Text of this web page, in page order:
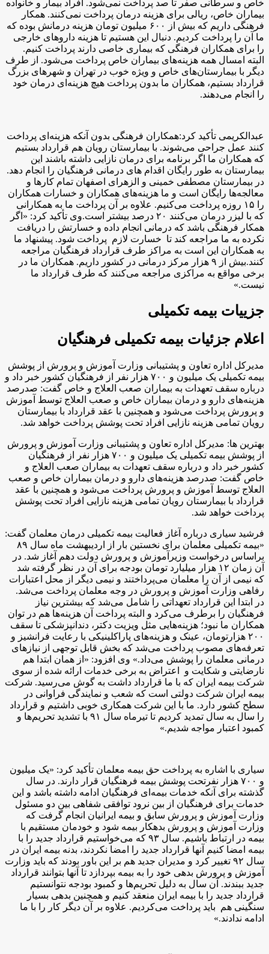
خاص و سرطانی صفر تا صد پرداخت نمی‌شود. افراد بیمار و خانواده
بیماران خاص، ریالی برای هزینه درمان پرداخت نمی‌کنند. همکار
فرهنگی داریم که بیش از ۶۰۰ میلیون تومان هزینه درمانش بوده که
ما آن را پرداخت کردیم. دنبال این هستیم تا هزینه دارو‌های خارجی
را برای همکاران فرهنگی که بیماری خاصی دارند پرداخت کنیم.
البته امسال همه هزینه‌های بیماران خاص پرداخت می‌شود. از طرف
دیگر با بیمارستان‌های خاص و ویژه خوب در تهران و شهر‌های بزرگ
قرارداد بستیم، همکاران ما بدون پرداخت هیچ هزینه‌ای درمان خود
را انجام می‌دهند.
عبدالکریمی تأکید کرد:همکاران فرهنگی بدون آنکه هزینه‌ای پرداخت
کنند عمل جراحی می‌شوند. با بیمارستان رویان هم قرارداد بستیم
که همکاران ما اگر برنامه برای درمان نازایی داشته باشند این
بیمارستان به طور رایگان اقدام های درمانی فرهنگیان را انجام دهد.
در بیمارستان مصطفی خمینی و الزهرای اصفهان تمام کارها و
معالجه‌ها رایگان است و ما هزینه‌های همکاران و خسارات همکاران
را ۱۵ روزه پرداخت می‌کنیم. علاوه بر آن پرداخت ما به همکارانی
که با لیزر درمان می‌کنند ۲۰ درصد بیشتر است.وی تأکید کرد: «اگر
همکار فرهنگی باشد که درمانی انجام داده و خسارتش را دریافت
نکرده به ما مراجعه کند تا خسارت لازم پرداخت شود. پیشنهاد ما
به همکاران این است به مراکز طرف قرارداد فرهنگیان مراجعه
کنند.بیش از ۹ هزار مرکز درمانی در کشور داریم. همکاران ما در
برخی مواقع به مراکزی مراجعه می‌کنند که طرف قرارداد ما
نیست.»
جزییات بیمه تکمیلی
اعلام جزئیات بیمه‌ تکمیلی فرهنگیان
مدیرکل اداره تعاون و پشتیبانی وزارت آموزش و پرورش از پوشش
بیمه تکمیلی یک میلیون و ۷۰۰ هزار نفر از فرهنگیان کشور خبر داد و
درباره سقف تعهدات به بیماران صعب العلاج و خاص گفت: صدرصد
هزینه‌های دارو و درمان بیماران خاص و صعب العلاج توسط آموزش
و پرورش پرداخت می‌شود و همچنین با عقد قرارداد با بیمارستان
رویان تمامی هزینه نازایی افراد تحت پوشش پرداخت خواهد شد.
بهترین ها: مدیرکل اداره تعاون و پشتیبانی وزارت آموزش و پرورش
از پوشش بیمه تکمیلی یک میلیون و ۷۰۰ هزار نفر از فرهنگیان
کشور خبر داد و درباره سقف تعهدات به بیماران صعب العلاج و
خاص گفت: صدرصد هزینه‌های دارو و درمان بیماران خاص و صعب
العلاج توسط آموزش و پرورش پرداخت می‌شود و همچنین با عقد
قرارداد با بیمارستان رویان تمامی هزینه نازایی افراد تحت پوشش
پرداخت خواهد شد.
فرشید سیاری درباره آغاز فعالیت بیمه تکمیلی درمان معلمان گفت:
«بیمه تکمیلی معلمان برای نخستین بار از اردیبهشت ماه سال ۸۹
براساس درخواست وزیرآموزش و پرورش دولت دهم آغاز شد. در
آن زمان ۱۲ هزار میلیارد تومان بودجه برای آن در نظر گرفته شد
که نیمی از آن را معلمان می‌پرداختند و نیمی دیگر از محل اعتبارات
رفاهی وزارت آموزش و پرورش در وجه معلمان پرداخت می‌شد.
در ابتدا این قرارداد تعهداتی را شامل می‌شد که بیشترین نیاز
فرهنگیان را برطرف می‌کرد و البته پرداخت آن هزینه‌ها هم در توان
همکاران ما نبود؛ هزینه‌هایی مثل ویزیت دکتر، دندانپزشکی تا سقف
۲۰۰ هزارتومان، عینک و هزینه‌های پاراکلینیکی با رعایت فرانشیز و
تعرفه‌های مصوب پرداخت می‌شد که بخش قابل توجهی از نیازهای
درمانی معلمان را پوشش می‌داد.» وی افزود: «از همان ابتدا هم
نارضایتی و شکایت و اعتراض به برخی خدمات ارائه شده از سوی
شرکت بیمه ایران که با ما قرارداد داشت به گوش می‌رسید. شرکت
بیمه ایران شرکت دولتی است که شعب و نمایندگی فراوانی در
سطح کشور دارد. ما با این شرکت همکاری خوبی داشتیم و قرارداد
را سال به سال تمدید کردیم تا تیرماه سال ۹۱ با تشدید تحریم‌ها و
کمبود اعتبار مواجه شدیم.»
سیاری با اشاره به پرداخت حق بیمه معلمان تأکید کرد: «یک میلیون
و ۷۰۰ هزار نفرتحت پوشش بیمه فرهنگیان قرار دارند. در سال
گذشته برای آنکه خدمات بیمه‌ای فرهنگیان ادامه داشته باشد و این
خدمات برای فرهنگیان از بین نرود توافقی شفاهی بین دو مسئول
وزارت آموزش و پرورش سابق و بیمه ایرانیان انجام گرفت که
وزارت آموزش و پرورش بدهکار بیمه شود و خودمان مستقیم با
بیمه در ارتباط باشیم. سال ۹۳ که می‌خواستیم قرارداد جدید را با
بیمه امضا کنیم آنها قرارداد جدید را امضا نکردند، بدنه بیمه ایران در
سال ۹۲ تغییر کرد و مدیران جدید هم بر این باور بودند که باید وزارت
آموزش و پرورش بدهی خود را به بیمه بپردازد تا آنها بتوانند قرارداد
جدید ببندند. آن سال به دلیل تحریم‌ها و کمبود بودجه نتوانستیم
قرارداد جدید را با بیمه ایران منعقد کنیم و همچنین بدهی بسیار
سنگینی هم باید پرداخت می‌کردیم. علاوه بر آن دیگر کار را با ما
ادامه ندادند.»